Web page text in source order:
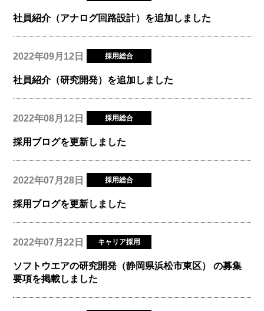
社員紹介（アナログ回路設計）を追加しました
2022年09月12日 採用総合
社員紹介（研究開発）を追加しました
2022年08月12日 採用総合
採用ブログを更新しました
2022年07月28日 採用総合
採用ブログを更新しました
2022年07月22日 キャリア採用
ソフトウエアの研究開発（静岡県浜松市東区） の募集
要項を掲載しました